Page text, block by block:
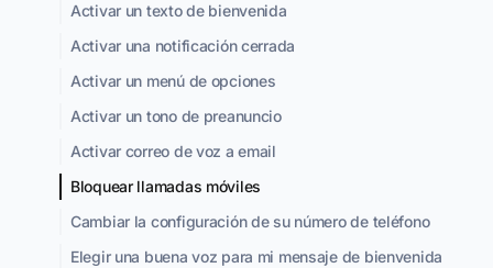
Activar un texto de bienvenida
Activar una notificación cerrada
Activar un menú de opciones
Activar un tono de preanuncio
Activar correo de voz a email
Bloquear llamadas móviles
Cambiar la configuración de su número de teléfono
Elegir una buena voz para mi mensaje de bienvenida